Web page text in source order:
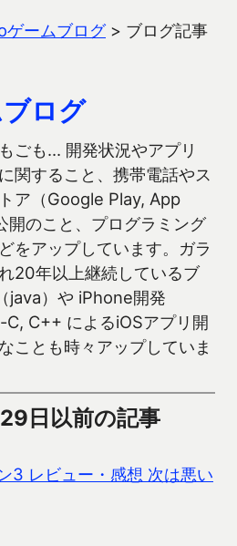
ゲームブログ> ブログ記事
ログ
ごも… 開発状況やアプリ
関すること、携帯電話やス
ア（Google Play, App
開のこと、プログラミング
をアップしています。ガラ
20年以上継続しているブ
java）や iPhone開発
C, C++ によるiOSアプリ開
ことも時々アップしていま
日以前の記事
3 レビュー・感想 次は悪い